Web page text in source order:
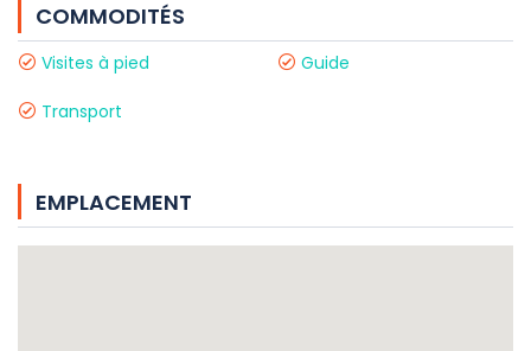
COMMODITÉS
Visites à pied Guide
Transport
EMPLACEMENT